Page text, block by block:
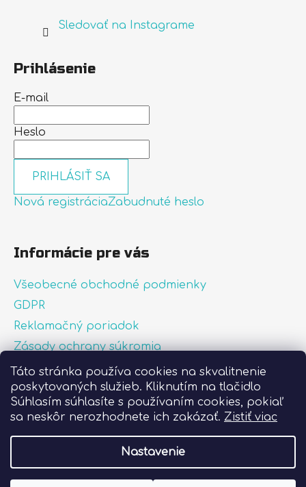
Táto stránka používa cookies na skvalitnenie
poskytovaných služieb. Kliknutím na tlačidlo
Súhlasím súhlasíte s používaním cookies, pokiaľ
sa neskôr nerozhodnete ich zakázať. Zistiť viac
Nastavenie
Sledovať na Instagrame
Prihlásenie
E-mail
Heslo
PRIHLÁSIŤ SA
Nová registráciaZabudnuté heslo
Informácie pre vás
Všeobecné obchodné podmienky
GDPR
Reklamačný poriadok
Zásady ochrany súkromia
Zásady používania súborov cookies
O nás
FAQ
Vytvoril Shoptet